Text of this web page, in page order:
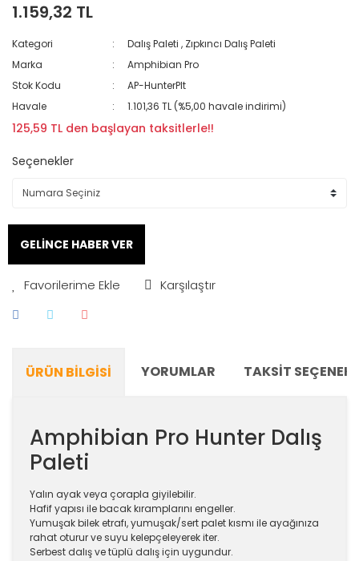
1.159,32 TL
Kategori Dalış Paleti , Zıpkıncı Dalış Paleti
Marka
Amphibian Pro
Stok Kodu
AP-HunterPlt
Havale
1.101,36 TL (%5,00 havale indirimi)
125,59 TL den başlayan taksitlerle!!
Seçenekler
GELİNCE HABER VER
Karşılaştır
ÜRÜN BILGISI YORUMLAR TAKSIT
Amphibian Pro Hunter Dalış
Paleti
Yalın ayak veya çorapla giyilebilir.
Hafif yapısı ile bacak kıramplarını engeller.
Yumuşak bilek etrafı, yumuşak/sert palet kısmı ile ayağınıza
rahat oturur ve suyu kelepçeleyerek iter.
Serbest dalış ve tüplü dalış için uygundur.